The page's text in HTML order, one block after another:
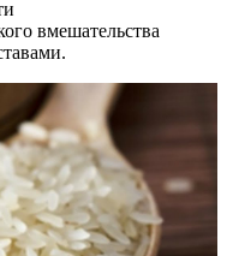
вмешательства